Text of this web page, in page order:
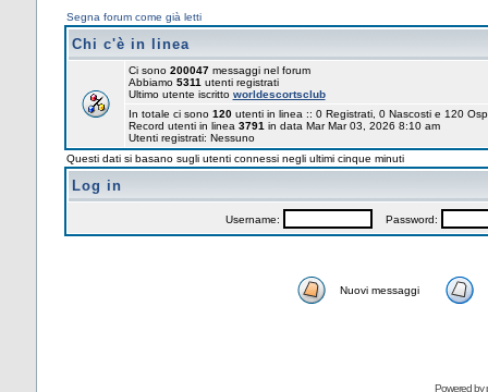
Segna forum come già letti
Chi c'è in linea
Ci sono 200047messaggi nel forum
Abbiamo 5311 utenti registrati
Ultimo utente iscritto worldescortsclub
In totale ci sono 120utenti in linea :: 0 Registrati, 0 Nascosti e 120
Record utenti in linea 3791 in data Mar Mar 03, 2026 8:10 am
Utenti registrati: Nessuno
Questi dati si basano sugli utenti connessi negli ultimi cinque minuti
Log in
Username: Password:
Nuovi messaggi
Powered by